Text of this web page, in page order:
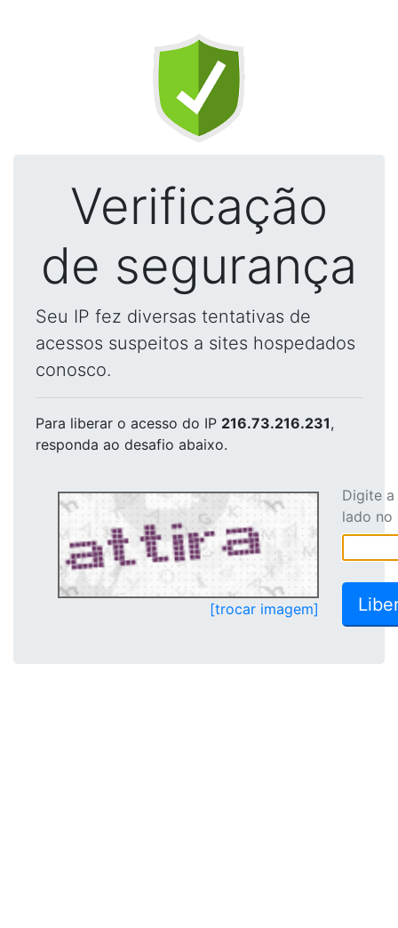
Verificação
de segurança
Seu IP fez diversas tentativas de
acessos suspeitos a sites hospedados
conosco.
Para liberar o acesso do IP 216.73.216.231,
responda ao desafio abaixo.
[trocar imagem]
Digite
lado no